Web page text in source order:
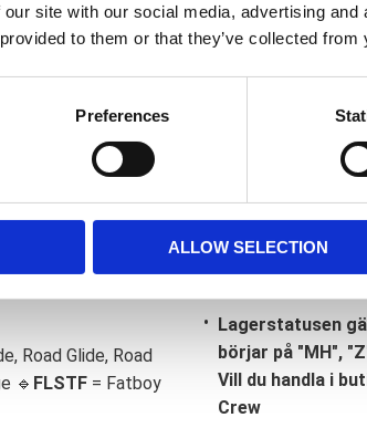
site with our social media, advertising
to them or that they’ve collected
Preferences
ALLOW SELECTION
Road Glide, Road
🔹 FLSTF = Fatboy
Lagerstatusen
börjar på "MH",
Vill du handla i
Crew